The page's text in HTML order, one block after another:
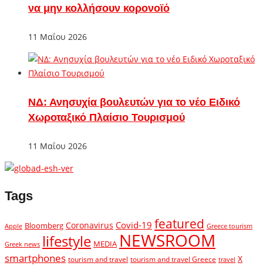
να μην κολλήσουν κορονοϊό
11 Μαΐου 2026
ΝΔ: Ανησυχία βουλευτών για το νέο Ειδικό
Χωροταξικό Πλαίσιο Τουρισμού
11 Μαΐου 2026
Tags
Apple Bloomberg Coronavirus Covid-19 featured Greece tourism
Greek news lifestyle MEDIA NEWSROOM
smartphones tourism and travel tourism and travel Greece travel X